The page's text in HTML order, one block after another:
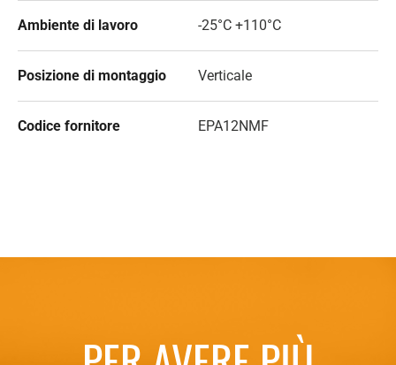
Ambiente di lavoro -25°C +110°C
Posizione di montaggio Verticale
Codice fornitore EPA12NMF